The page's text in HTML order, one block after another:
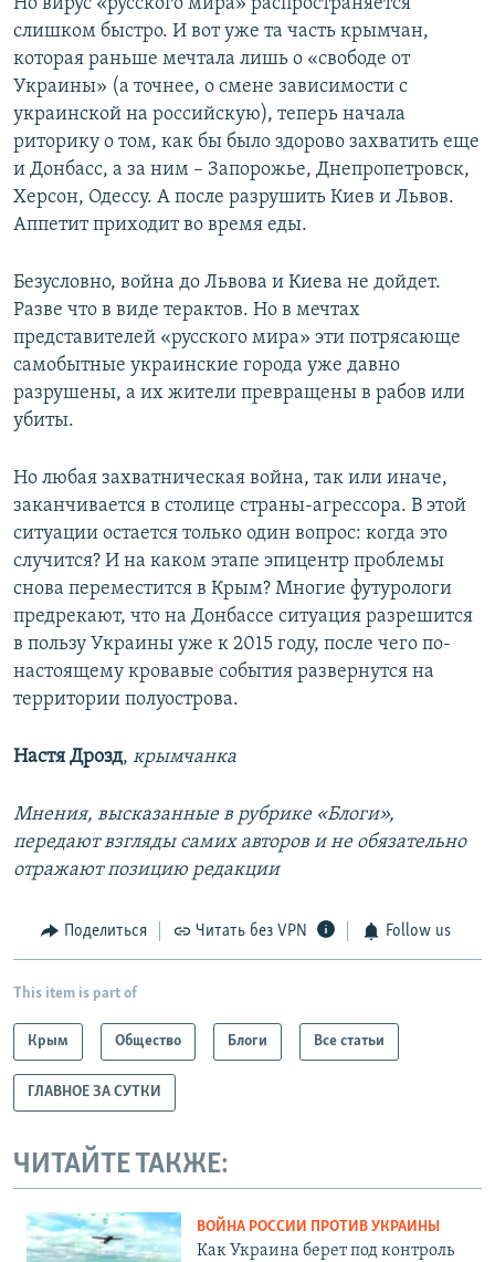
Но вирус «русского мира» распространяется
слишком быстро. И вот уже та часть крымчан,
которая раньше мечтала лишь о «свободе от
Украины» (а точнее, о смене зависимости с
украинской на российскую), теперь начала
риторику о том, как бы было здорово захватить еще
и Донбасс, а за ним – Запорожье, Днепропетровск,
Херсон, Одессу. А после разрушить Киев и Львов.
Аппетит приходит во время еды.
Безусловно, война до Львова и Киева не дойдет.
Разве что в виде терактов. Но в мечтах
представителей «русского мира» эти потрясающе
самобытные украинские города уже давно
разрушены, а их жители превращены в рабов или
убиты.
Но любая захватническая война, так или иначе,
заканчивается в столице страны-агрессора. В этой
ситуации остается только один вопрос: когда это
случится? И на каком этапе эпицентр проблемы
снова переместится в Крым? Многие футурологи
предрекают, что на Донбассе ситуация разрешится
в пользу Украины уже к 2015 году, после чего по-
настоящему кровавые события развернутся на
территории полуострова.
Настя Дрозд, крымчанка
Мнения, высказанные в рубрике «Блоги»,
передают взгляды самих авторов и не обязательно
отражают позицию редакции
Поделиться Читать без VPN Follow us
This item is part of
Крым Общество Блоги Все статьи
ГЛАВНОЕ ЗА СУТКИ
ЧИТАЙТЕ ТАКЖЕ:
ВОЙНА РОССИИ ПРОТИВ УКРАИНЫ
Как Украина берет под контроль